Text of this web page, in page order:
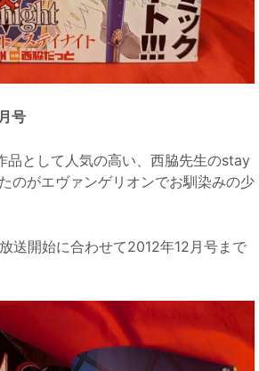
号
品として人気の高い、西脇先生のstay
のがエヴァンゲリオンでお馴染みの少
送開始に合わせて2012年12月号まで